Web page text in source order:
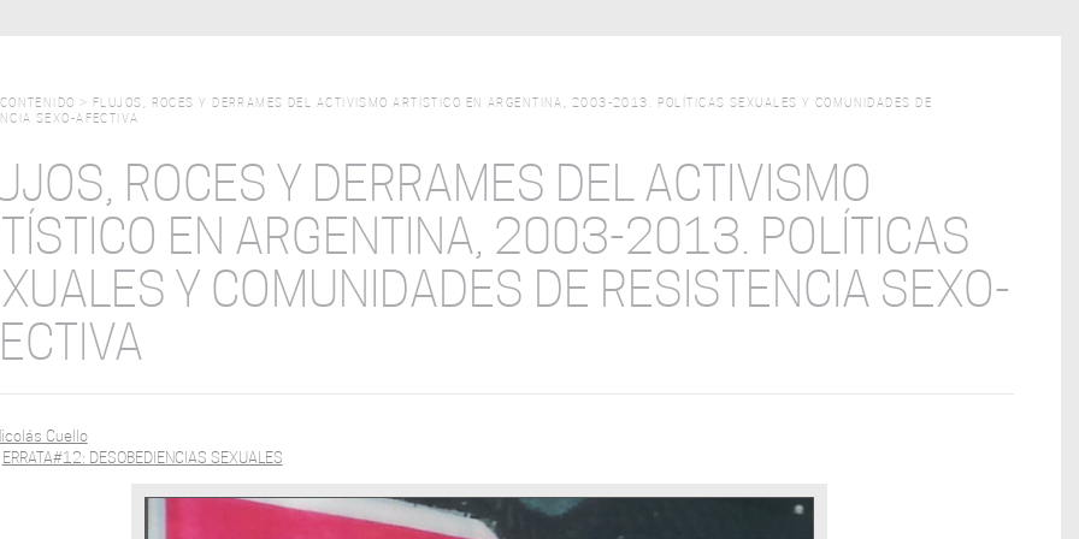
CONTENIDO > FLUJOS, ROCES Y DERRAMES DEL ACTIVISMO ARTÍSTICO EN ARGENTINA, 2003-2013. POLÍTICAS SEXUALES Y COMUNIDADES DE
SEXO-AFECTIVA
ROCES Y DERRAMES DEL ACTIVISMO
EN ARGENTINA, 2003-2013. POLÍTICAS
Y COMUNIDADES DE RESISTENCIA SEXO-
Cuello
ERRATA#12: DESOBEDIENCIAS SEXUALES